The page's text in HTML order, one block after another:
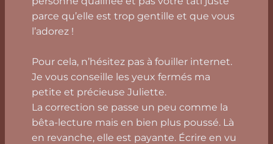
parce qu’elle est trop gentille et que vous
l’adorez !
Pour cela, n’hésitez pas à fouiller internet.
Je vous conseille les yeux fermés ma
petite et précieuse Juliette.
La correction se passe un peu comme la
bêta-lecture mais en bien plus poussé. Là
en revanche, elle est payante. Écrire en vu